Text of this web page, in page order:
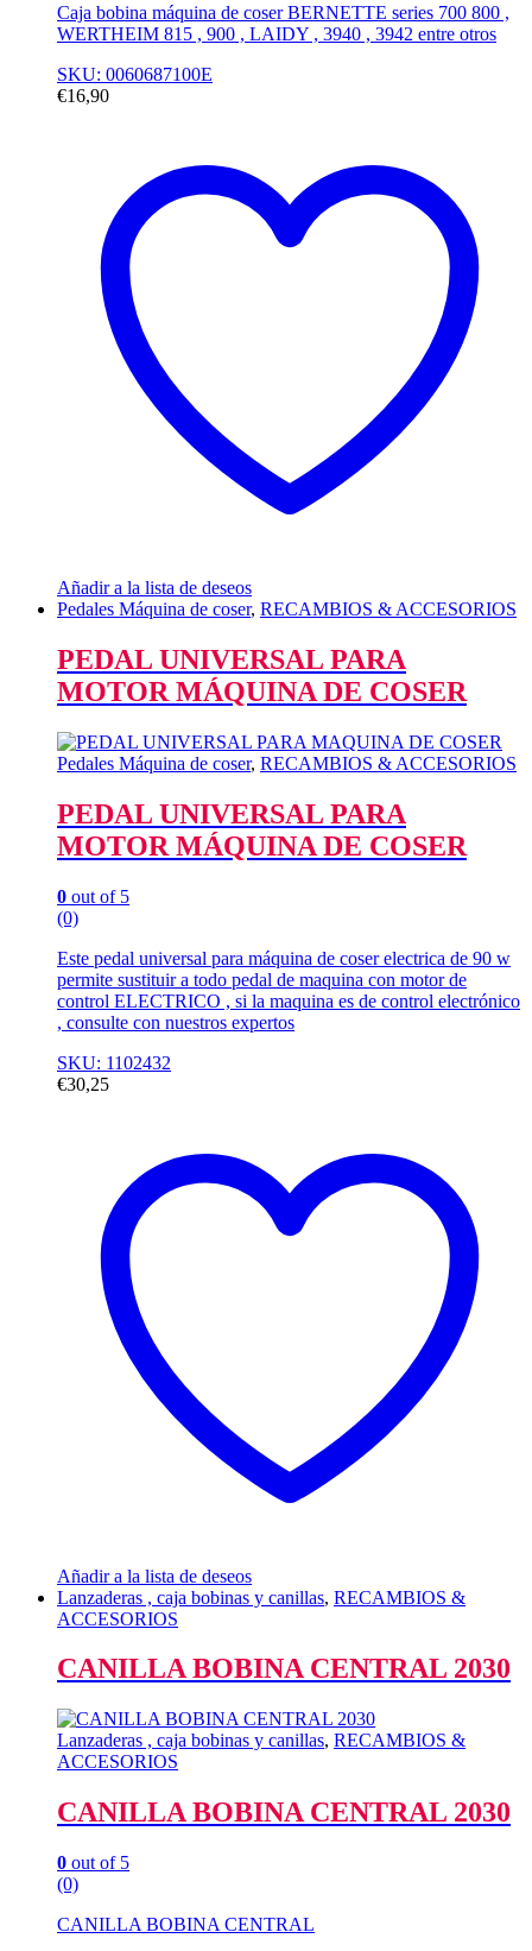
Caja bobina máquina de coser BERNETTE series 700 800 ,
WERTHEIM 815 , 900 , LAIDY , 3940 , 3942 entre otros
SKU: 0060687100E
€16,90
Añadir a la lista de deseos
Pedales Máquina de coser, RECAMBIOS & ACCESORIOS
PEDAL UNIVERSAL PARA
MOTOR MÁQUINA DE COSER
Pedales Máquina de coser, RECAMBIOS & ACCESORIOS
PEDAL UNIVERSAL PARA
MOTOR MÁQUINA DE COSER
0 out of 5
(0)
Este pedal universal para máquina de coser electrica de 90 w
permite sustituir a todo pedal de maquina con motor de
control ELECTRICO , si la maquina es de control electrónico
, consulte con nuestros expertos
SKU: 1102432
€30,25
Añadir a la lista de deseos
Lanzaderas , caja bobinas y canillas, RECAMBIOS &
ACCESORIOS
CANILLA BOBINA CENTRAL 2030
Lanzaderas , caja bobinas y canillas, RECAMBIOS &
ACCESORIOS
CANILLA BOBINA CENTRAL 2030
0 out of 5
(0)
CANILLA BOBINA CENTRAL